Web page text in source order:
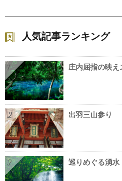
人気記事ランキング
1 庄内屈指の映
2 出羽三山参り
3 巡りめぐる湧水